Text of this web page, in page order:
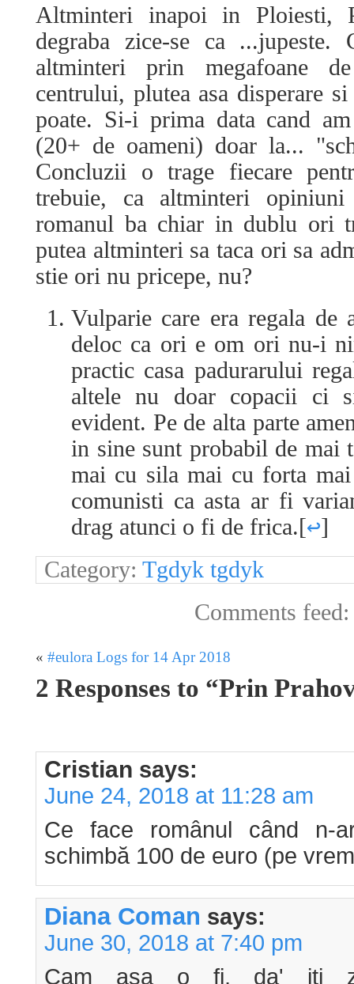
Altminteri inapoi in Ploiesti,
degraba zice-se ca ...jupeste.
altminteri prin megafoane
centrului, plutea asa disperare
poate. Si-i prima data cand
(20+ de oameni) doar la...
Concluzii o trage fiecare
trebuie, ca altminteri
romanul ba chiar in dublu ori
putea altminteri sa taca ori sa
stie ori nu pricepe, nu?
Vulparie care era regala de
deloc ca ori e om ori nu-i
practic casa padurarului
altele nu doar copacii ci
evident. Pe de alta parte
in sine sunt probabil de mai
mai cu sila mai cu forta
comunisti ca asta ar fi
drag atunci o fi de frica.[↩]
Category: Tgdyk tgdyk
Comments
« #eulora Logs for 14 Apr 2018
2 Responses to “Prin
Cristian says:
June 24, 2018 at 11:28 am
Ce face românul când n-
schimbă 100 de euro (pe
Diana Coman says:
June 30, 2018 at 7:40 pm
Cam asa o fi, da' iti